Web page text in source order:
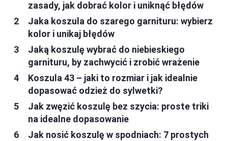
zasady, jak dobrać kolor i uniknąć błędów
Jaka koszula do szarego garnituru: wybierz
kolor i unikaj błędów
Jaką koszulę wybrać do niebieskiego
garnituru, by zachwycić i zrobić wrażenie
Koszula 43 – jaki to rozmiar i jak idealnie
dopasować odzież do sylwetki?
Jak zwęzić koszulę bez szycia: proste triki
na idealne dopasowanie
Jak nosić koszulę w spodniach: 7 prostych